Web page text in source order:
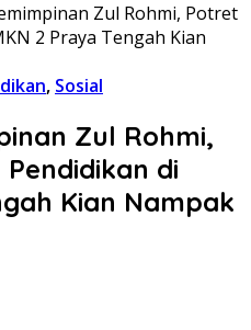
Zul Rohmi, Potret
2 Praya Tengah Kian
, Sosial
Zul Rohmi,
di
Kian Nampak